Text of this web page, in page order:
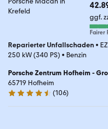
ggf.
Fairer
Reparierter Unfallschaden•
250 kW (340 PS) • Benzin
Porsche Zentrum Hofheim - Groh
GmbH
65719 Hofheim
4.7 Sterne
(106)